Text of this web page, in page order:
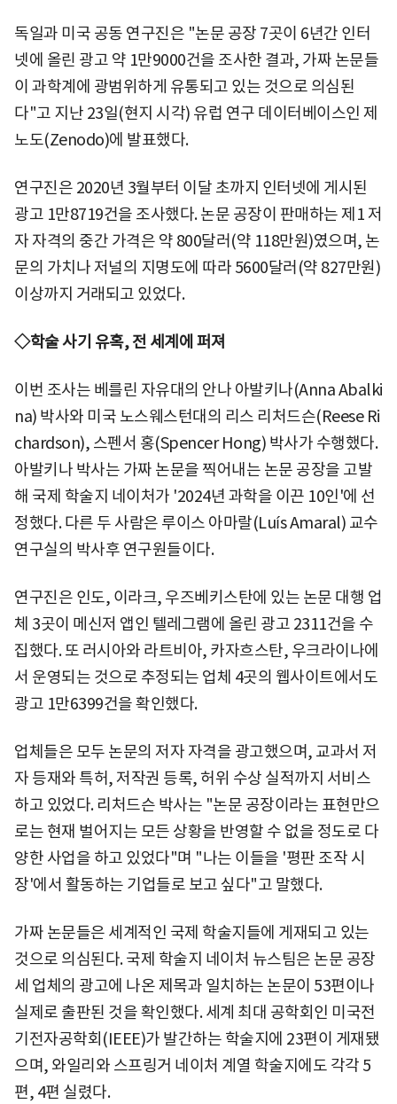
독일과 미국 공동 연구진은 "논문 공장 7곳이 6년간 인터
넷에 올린 광고 약 1만9000건을 조사한 결과, 가짜 논문들
이 과학계에 광범위하게 유통되고 있는 것으로 의심된
다"고 지난 23일(현지 시각) 유럽 연구 데이터베이스인 제
노도(Zenodo)에 발표했다.
연구진은 2020년 3월부터 이달 초까지 인터넷에 게시된
광고 1만8719건을 조사했다. 논문 공장이 판매하는 제1 저
자 자격의 중간 가격은 약 800달러(약 118만원)였으며, 논
문의 가치나 저널의 지명도에 따라 5600달러(약 827만원)
이상까지 거래되고 있었다.
◇학술 사기 유혹, 전 세계에 퍼져
이번 조사는 베를린 자유대의 안나 아발키나(Anna Abalki
na) 박사와 미국 노스웨스턴대의 리스 리처드슨(Reese Ri
chardson), 스펜서 홍(Spencer Hong) 박사가 수행했다.
아발키나 박사는 가짜 논문을 찍어내는 논문 공장을 고발
해 국제 학술지 네이처가 '2024년 과학을 이끈 10인'에 선
정했다. 다른 두 사람은 루이스 아마랄(Luís Amaral) 교수
연구실의 박사후 연구원들이다.
연구진은 인도, 이라크, 우즈베키스탄에 있는 논문 대행 업
체 3곳이 메신저 앱인 텔레그램에 올린 광고 2311건을 수
집했다. 또 러시아와 라트비아, 카자흐스탄, 우크라이나에
서 운영되는 것으로 추정되는 업체 4곳의 웹사이트에서도
광고 1만6399건을 확인했다.
업체들은 모두 논문의 저자 자격을 광고했으며, 교과서 저
자 등재와 특허, 저작권 등록, 허위 수상 실적까지 서비스
하고 있었다. 리처드슨 박사는 "논문 공장이라는 표현만으
로는 현재 벌어지는 모든 상황을 반영할 수 없을 정도로 다
양한 사업을 하고 있었다"며 "나는 이들을 '평판 조작 시
장'에서 활동하는 기업들로 보고 싶다"고 말했다.
가짜 논문들은 세계적인 국제 학술지들에 게재되고 있는
것으로 의심된다. 국제 학술지 네이처 뉴스팀은 논문 공장
세 업체의 광고에 나온 제목과 일치하는 논문이 53편이나
실제로 출판된 것을 확인했다. 세계 최대 공학회인 미국전
기전자공학회(IEEE)가 발간하는 학술지에 23편이 게재됐
으며, 와일리와 스프링거 네이처 계열 학술지에도 각각 5
편, 4편 실렸다.